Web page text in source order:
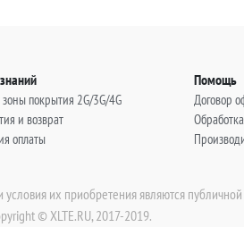
зоны покрытия 2G/3G/4G
и возврат
оплаты
Помощь
Договор
условия их приобретения являются публичной
© XLTE.RU, 2017-2019.